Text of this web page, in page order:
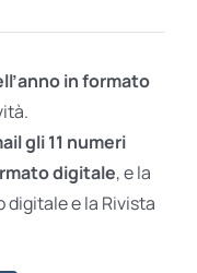
in formato
gli 11 numeri
digitale, e la
e la Rivista